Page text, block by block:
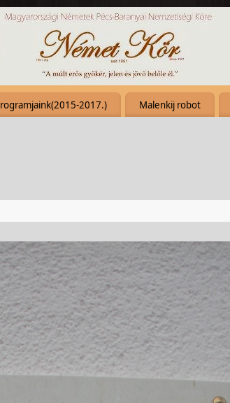
2017.) Malenkij robot